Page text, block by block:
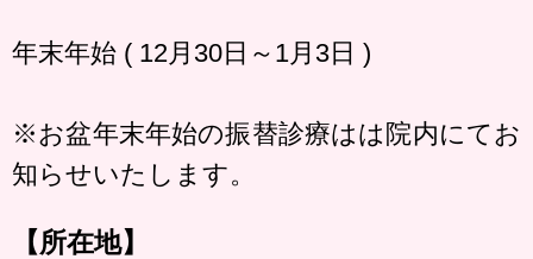
年末年始 ( 12月30日～1月3日 )
※お盆年末年始の振替診療はは院内にてお
知らせいたします。
【所在地】